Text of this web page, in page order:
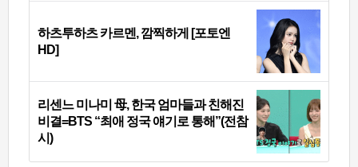
하츠투하츠 카르멘, 깜찍하게 [포토엔
HD]
리센느 미나미 母, 한국 엄마들과 친해진
비결=BTS “최애 정국 얘기로 통해”(전참
시)